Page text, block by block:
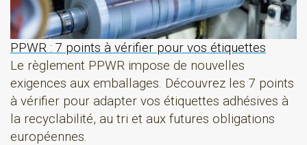
PPWR : 7 points à vérifier pour vos étiquettes
Le règlement PPWR impose de nouvelles
exigences aux emballages. Découvrez les 7 points
à vérifier pour adapter vos étiquettes adhésives à
la recyclabilité, au tri et aux futures obligations
européennes.